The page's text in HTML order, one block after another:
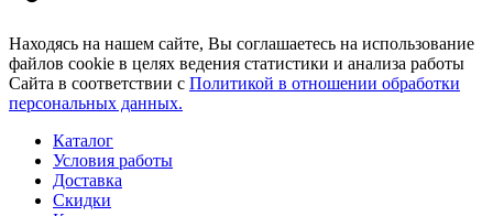
Находясь на нашем сайте, Вы соглашаетесь на использование
файлов cookie в целях ведения статистики и анализа работы
Сайта в соответствии с Политикой в отношении обработки
персональных данных.
Каталог
Условия работы
Доставка
Скидки